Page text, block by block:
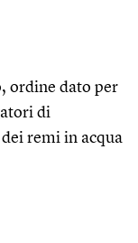
ordine dato per
di
remi in acqua